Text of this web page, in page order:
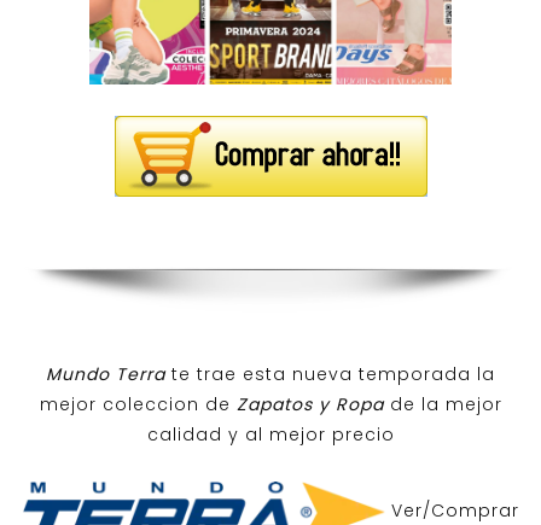
Mundo Terra te trae esta nueva temporada la
mejor coleccion de Zapatos y Ropa de la mejor
calidad y al mejor precio
Ver/Comprar